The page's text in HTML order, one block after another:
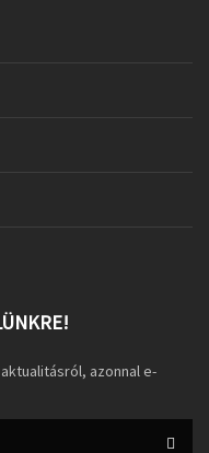
azonnal e-